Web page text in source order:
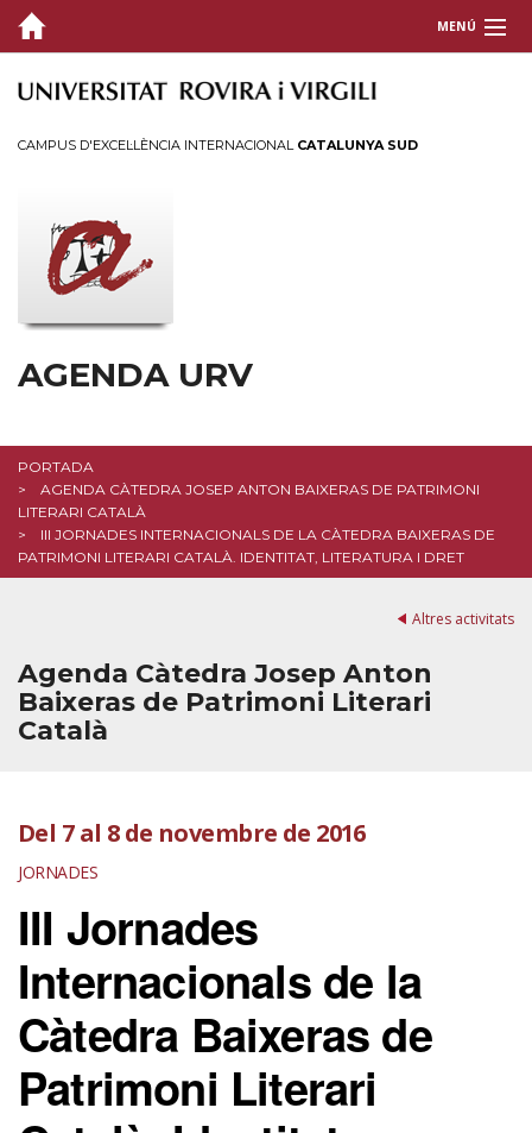
MENÚ
CAMPUS D'EXCEL·LÈNCIA INTERNACIONAL CATALUNYA SUD
AGENDA URV
PORTADA
AGENDA CÀTEDRA JOSEP ANTON BAIXERAS DE PATRIMONI
LITERARI CATALÀ
III JORNADES INTERNACIONALS DE LA CÀTEDRA BAIXERAS DE
PATRIMONI LITERARI CATALÀ. IDENTITAT, LITERATURA I DRET
Altres activitats
Agenda Càtedra Josep Anton
Baixeras de Patrimoni Literari
Català
Del 7 al 8 de novembre de 2016
JORNADES
III Jornades
Internacionals de la
Càtedra Baixeras de
Patrimoni Literari